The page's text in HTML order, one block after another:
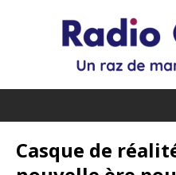
Casque de